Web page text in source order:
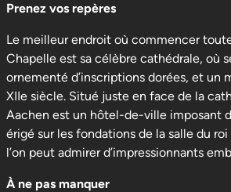
Prenez vos repères
Le meilleur endroit où commencer
Chapelle est sa célèbre cathédrale, où
ornementé d’inscriptions dorées, et un
XIIe siècle. Situé juste en face de la
Aachen est un hôtel-de-ville imposant
érigé sur les fondations de la salle du
l’on peut admirer d’impressionnants
À ne pas manquer